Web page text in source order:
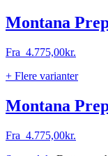
Montana
Fra 4.775,00kr.
+ Flere varianter
Montana
Fra 4.775,00kr.